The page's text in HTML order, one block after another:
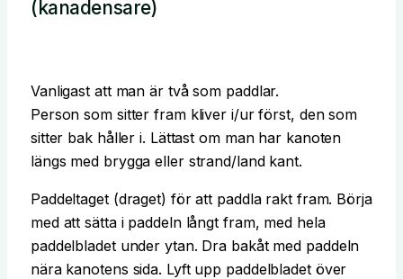
(kanadensare)
Vanligast att man är två som paddlar.
Person som sitter fram kliver i/ur först, den som
sitter bak håller i. Lättast om man har kanoten
längs med brygga eller strand/land kant.
Paddeltaget (draget) för att paddla rakt fram. Börja
med att sätta i paddeln långt fram, med hela
paddelbladet under ytan. Dra bakåt med paddeln
nära kanotens sida. Lyft upp paddelbladet över